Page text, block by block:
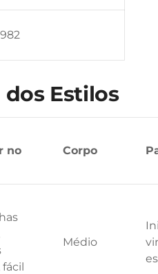
dos Estilos
no
Corpo
fácil
Médio